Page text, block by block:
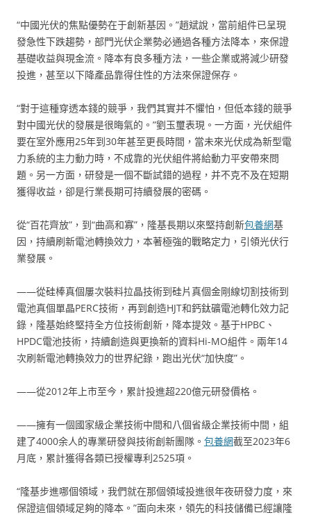
“中國光伏的焦點優勢在于創新基因。”趙斌說，當前組件已呈現
發急性下跌趨勢，部門光伏企業勢必通過各種方法降本，來保證
基礎收益與現金流。降本有良多種方法，一些企業或將減少研發
投進，甚至以下降產品靠得住性的方法來保證保存。
“對于這種穿透本錢的競爭，我們其實并不懼怕，但低本錢的競爭
對中國光伏的發展是很晦氣的。”劉玉璽表現。一方面，光伏組件
要在室外應用25年到30年甚至更長時間，當未來光伏成為新型電
力系統的主力動力時，不成靠的光伏組件將給動力平安帶來問
題。另一方面，研發是一個不斷試錯的過程，并不克不及在短期
獲得收益，卻是行業長期可持續發展的密碼。
從“百花齊放”，到“曲高和寡”，隆基長期以來堅持創新包養網基
因，持續刷新電池轉換效力，本著極強的戰略定力，引領光伏行
業發展。
——從硅棒真個屢次裝料拉晶技術到硅片真個金剛線切割技術到
電池真個單晶PERC技術，再到創造HJT和鈣鈦礦電池轉化效力記
錄，隆基始終堅持全方位技術創新，降本提效。基于HPBC、
HPDC電池技術，持續創造與更換新的資料Hi-MO組件。兩年14
次刷新電池轉換效力的世界紀錄，跑出光伏“加快度”。
——從2012年上市至今，累計投進超220億元研發價格。
——擁有一個國家級企業技術中間和八個省級企業技術中間，組
建了4000余人的專業研發與技術創新團隊。 包養網截至2023年6
月底，累計獲得各類已授權專利2525項。
“隆基步進哪個領域，我們就在那個領域投進很年夜研發力度，來
保證這個領域足夠的降本。”面向未來，領先的科技儲備已經讓隆